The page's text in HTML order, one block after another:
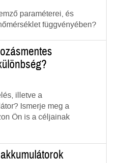
paraméterei, és
függvényében?
illetve a
Ismerje meg a
Ön is a céljainak